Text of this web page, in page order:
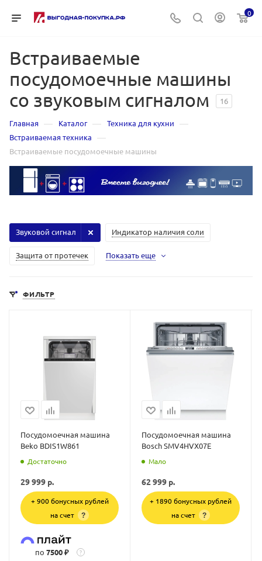
0
Встраиваемые
посудомоечные машины
со звуковым сигналом
16
Главная — Каталог — Техника для кухни —
Встраиваемая техника —
Встраиваемые посудомоечные машины
Индикатор наличия соли
Защита от протечек
Звуковой сигнал
Показать еще
ФИЛЬТР
Посудомоечная машина
Beko BDIS1W861
Достаточно
29 999 р.
+ 900 бонусных рублей
на счет
?
по 7500 ₽ ?
Посудомоечная машина
Bosch SMV4HVX07E
Мало
62 999 р.
+ 1890 бонусных рублей
на счет
?